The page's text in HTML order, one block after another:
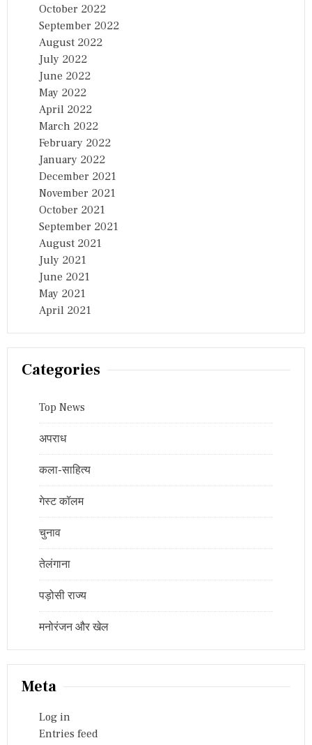
October 2022
September 2022
August 2022
July 2022
June 2022
May 2022
April 2022
March 2022
February 2022
January 2022
December 2021
November 2021
October 2021
September 2021
August 2021
July 2021
June 2021
May 2021
April 2021
Categories
Top News
अपराध
कला-साहित्य
गेस्ट कॉलम
चुनाव
तेलंगाना
पड़ोसी राज्य
मनोरंजन और खेल
Meta
Log in
Entries feed